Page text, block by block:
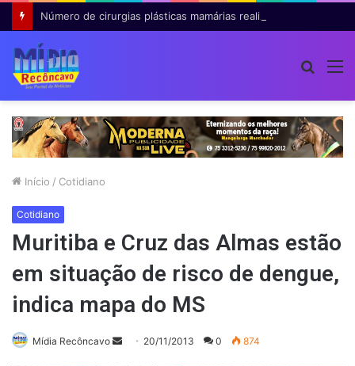
Início / Cotidiano
Cotidiano
Muritiba e Cruz das Almas estão
em situação de risco de dengue,
indica mapa do MS
Mídia Recôncavo
Mande20/11/2013 0 874